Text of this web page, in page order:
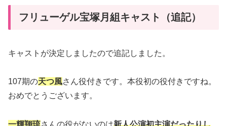
フリューゲル宝塚月組キャスト（追記）
キャストが決定しましたので追記しました。
107期の天つ風さん役付きです。本役初の役付きですね。
おめでとうございます。